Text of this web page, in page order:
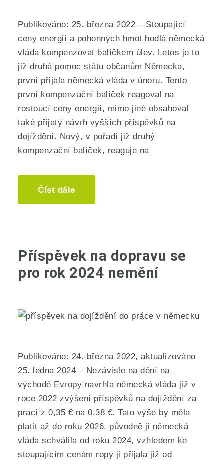
Publikováno: 25. března 2022 – Stoupající
ceny energií a pohonných hmot hodlá německá
vláda kompenzovat balíčkem úlev. Letos je to
již druhá pomoc státu občanům Německa,
první přijala německá vláda v únoru. Tento
první kompenzační balíček reagoval na
rostoucí ceny energií, mimo jiné obsahoval
také přijatý návrh vyšších příspěvků na
dojíždění. Nový, v pořadí již druhý
kompenzační balíček, reaguje na
Číst dále
Příspěvek na dopravu se
pro rok 2024 nemění
Publikováno: 24. března 2022, aktualizováno
25. ledna 2024 – Nezávisle na dění na
východě Evropy navrhla německá vláda již v
roce 2022 zvýšení příspěvků na dojíždění za
prací z 0,35 € na 0,38 €. Tato výše by měla
platit až do roku 2026, původně ji německá
vláda schválila od roku 2024, vzhledem ke
stoupajícím cenám ropy ji přijala již od